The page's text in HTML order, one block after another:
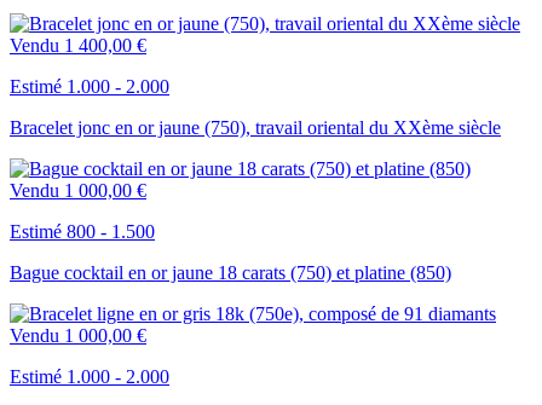
Vendu 1 400,00 €
Estimé 1.000 - 2.000
Bracelet jonc en or jaune (750), travail oriental du XXème siècle
Vendu 1 000,00 €
Estimé 800 - 1.500
Bague cocktail en or jaune 18 carats (750) et platine (850)
Vendu 1 000,00 €
Estimé 1.000 - 2.000